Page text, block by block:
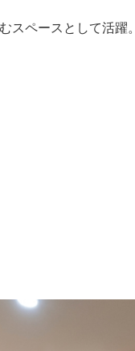
スペースとして活躍。